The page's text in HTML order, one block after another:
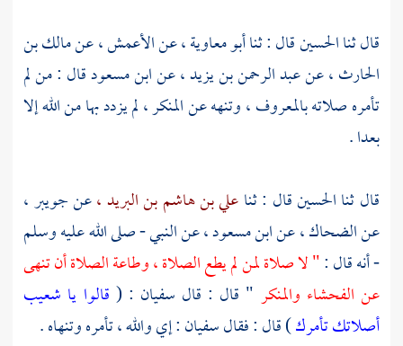
قال ثناالحسينقال : ثناأبو معاوية ،عنالأعمش ،عنمالك بن
الحارث ،عنعبد الرحمن بن يزيد ،عنابن مسعودقال : من لم
تأمره صلاته بالمعروف ، وتنهه عن المنكر ، لم يزدد بها من الله إلا
بعدا .
قال ثناالحسينقال : ثناعلي بن هاشم بن البريد ،عنجويبر ،
عنالضحاك ،عنابن مسعود ،عن النبي - صلى الله عليه وسلم
- أنه قال :" لا صلاة لمن لم يطع الصلاة ، وطاعة الصلاة أن تنهى
عن الفحشاء والمنكر " قال : قال سفيان : ( قالوا يا شعيب
أصلاتك تأمرك) قال : فقالسفيان: إي والله ، تأمره وتنهاه .